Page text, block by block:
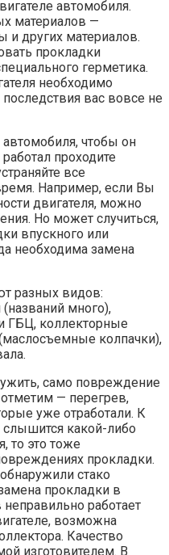
автомобиля.
материалов —
и других материалов.
прокладки
герметика.
необходимо
вас вовсе не
чтобы он
проходите
все
Например, если Вы
двигателя, можно
Но может случиться,
впускного или
необходима замена
разных видов:
много),
ГБЦ, коллекторные
колпачки),
само повреждение
— перегрев,
уже отработали. К
какой-либо
то это тоже
прокладки.
стако
прокладки в
работает
возможна
Качество
изготовителем. В